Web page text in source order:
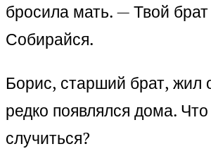
бросила мать. — Твой
Собирайся.
Борис, старший брат, жил
редко появлялся дома.
случиться?